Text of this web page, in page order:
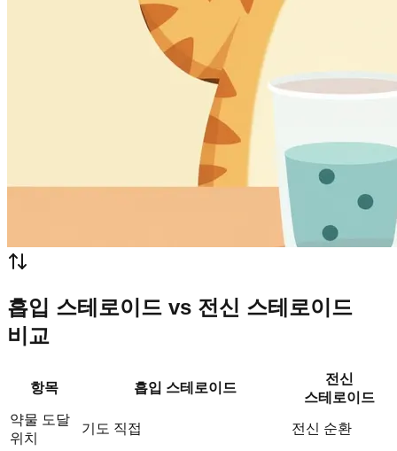
흡입 스테로이드 vs 전신 스테로이드
비교
항목 흡입 스테로이드
전신
스테로이드
약물 도달
위치
기도 직접 전신 순환